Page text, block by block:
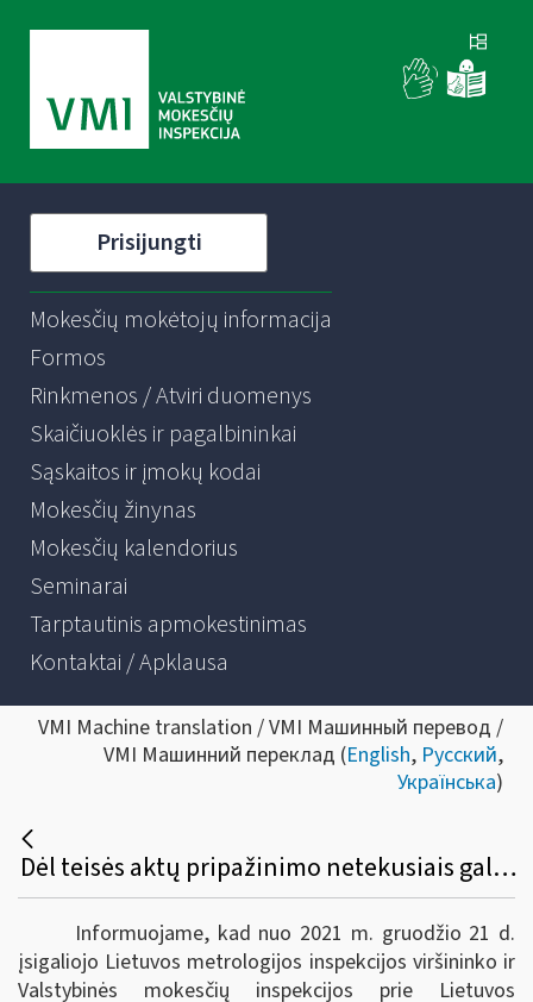
Prisijungti
Mokesčių mokėtojų informacija
Formos
Rinkmenos / Atviri duomenys
Skaičiuoklės ir pagalbininkai
Sąskaitos ir įmokų kodai
Mokesčių žinynas
Mokesčių kalendorius
Seminarai
Tarptautinis apmokestinimas
Kontaktai / Apklausa
VMI Machine translation / VMI Машинный перевод /
VMI Машинний переклад (English, Русский,
Українська)
Dėl teisės aktų pripažinimo netekusiais galios
Informuojame, kad nuo 2021 m. gruodžio 21 d.
įsigaliojo Lietuvos metrologijos inspekcijos viršininko ir
Valstybinės mokesčių inspekcijos prie Lietuvos